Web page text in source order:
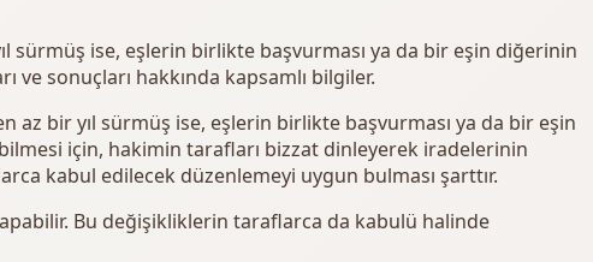
sürmüş ise, eşlerin birlikte başvurması ya da bir eşin diğerinin
sonuçları hakkında kapsamlı bilgiler.
az bir yıl sürmüş ise, eşlerin birlikte başvurması ya da bir eşin
için, hakimin tarafları bizzat dinleyerek iradelerinin
kabul edilecek düzenlemeyi uygun bulması şarttır.
Bu değişikliklerin taraflarca da kabulü halinde